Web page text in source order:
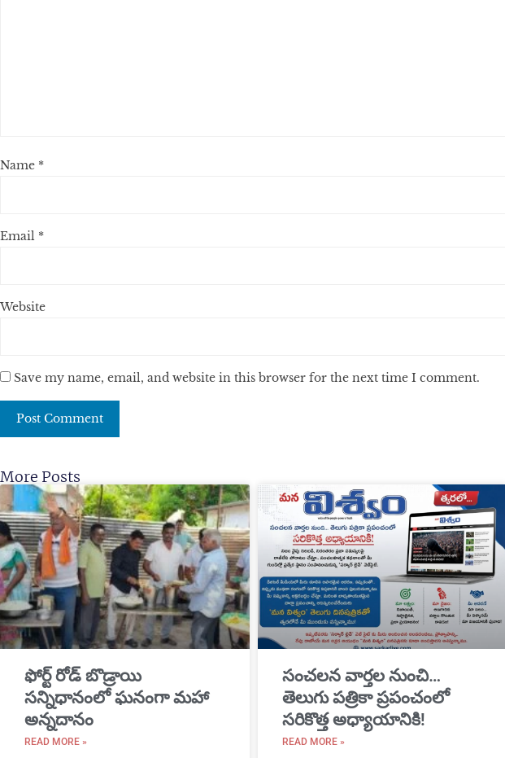
Name *
Email *
Website
Save my name, email, and website in this browser for the next time I comment.
More Posts
​ఫోర్ట్ రోడ్ బొడ్రాయి
సన్నిధానంలో ఘనంగా మహా
అన్నదానం
READ MORE »
సంచలన వార్తల నుంచి…
తెలుగు పత్రికా ప్రపంచంలో
సరికొత్త అధ్యాయానికి!
READ MORE »